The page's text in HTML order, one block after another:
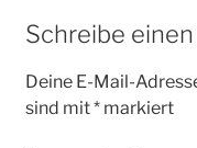
Schreibe
Deine E-Mail-
sind mit* markiert